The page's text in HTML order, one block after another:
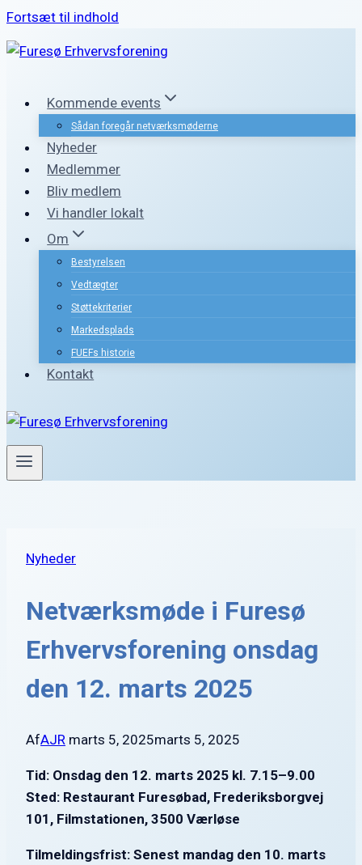
Fortsæt til indhold
Kommende events
Sådan foregår netværksmøderne
Nyheder
Medlemmer
Bliv medlem
Vi handler lokalt
Om
Bestyrelsen
Vedtægter
Støttekriterier
Markedsplads
FUEFs historie
Kontakt
Nyheder
Netværksmøde i Furesø
Erhvervsforening onsdag
den 12. marts 2025
AfAJR marts 5, 2025marts 5, 2025
Tid: Onsdag den 12. marts 2025 kl. 7.15–9.00
Sted: Restaurant Furesøbad, Frederiksborgvej
101, Filmstationen, 3500 Værløse
Tilmeldingsfrist: Senest mandag den 10. marts